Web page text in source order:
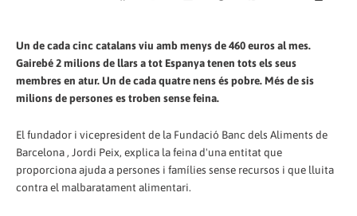
Un de cada cinc catalans viu amb menys de 460 euros al mes.
Gairebé 2 milions de llars a tot Espanya tenen tots els seus
membres en atur. Un de cada quatre nens és pobre. Més de sis
milions de persones es troben sense feina.
El fundador i vicepresident de la Fundació Banc dels Aliments de
Barcelona , Jordi Peix, explica la feina d'una entitat que
proporciona ajuda a persones i famílies sense recursos i que lluita
contra el malbaratament alimentari.